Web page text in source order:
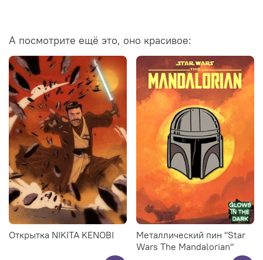
А посмотрите ещё это, оно красивое:
Открытка NIKITA KENOBI
Металлический пин "Star
Wars The Mandalorian"